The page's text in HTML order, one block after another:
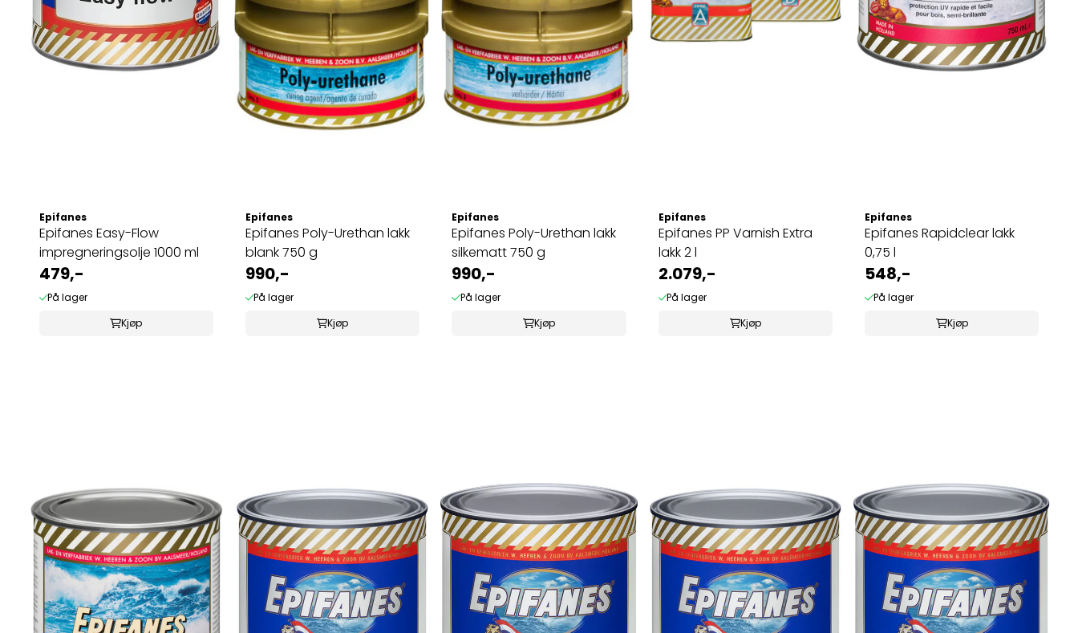
Epifanes
Epifanes Easy-Flow
impregneringsolje 1000 ml
479,-
På lager
Kjøp
Epifanes
Epifanes Poly-Urethan lakk
blank 750 g
990,-
På lager
Kjøp
Epifanes
Epifanes Poly-Urethan lakk
silkematt 750 g
990,-
På lager
Kjøp
Epifanes
Epifanes PP Varnish Extra
lakk 2 l
2.079,-
På lager
Kjøp
Epifanes
Epifanes Rapidclear lakk
0,75 l
548,-
På lager
Kjøp